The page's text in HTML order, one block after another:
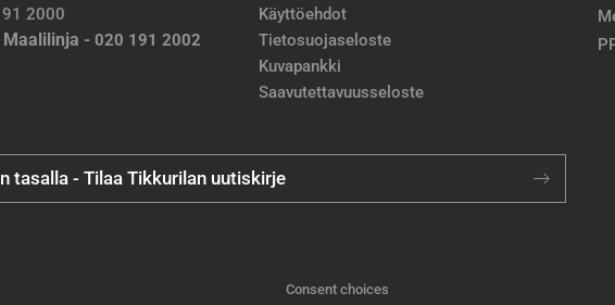
2000
- 020 191 2002
Käyttöehdot
Tietosuojaseloste
Kuvapankki
Saavutettavuusseloste
tasalla - Tilaa Tikkurilan uutiskirje
Consent choices